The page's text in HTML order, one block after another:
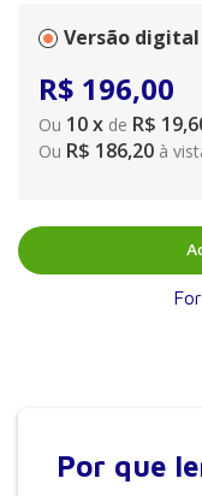
Versão digital
R$ 196,00
Ou 10x de R$
Ou R$ 186,20 à
Por que